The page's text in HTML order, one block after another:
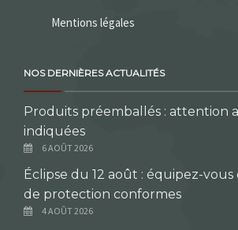
Mentions légales
NOS DERNIÈRES ACTUALITÉS
Produits préemballés : attention
indiquées
6 AOÛT 2026
Éclipse du 12 août : équipez-
de protection conformes
4 AOÛT 2026